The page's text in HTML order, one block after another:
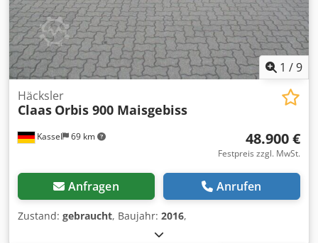
1 /9
Kassel 69 km
Häcksler
Claas Orbis 900 Maisgebiss
48.900 €
Festpreis zzgl. MwSt.
Anfragen Anrufen
Zustand: gebraucht, Baujahr: 2016,